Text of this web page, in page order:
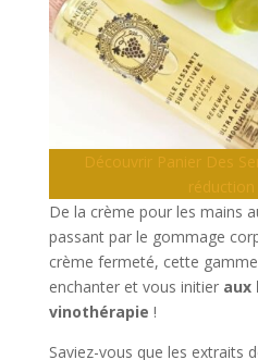
Découvrir Panier Des
réduction
De la crème pour les mains
passant par le gommage
crème fermeté, cette
enchanter et vous initieraux
vinothérapie !
Saviez-vous que les extraits